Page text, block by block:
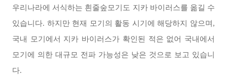
우리나라에 서식하는 흰줄숲모기도 지카 바이러스를 옮길 수
있습니다. 하지만 현재 모기의 활동 시기에 해당하지 않으며,
국내 모기에서 지카 바이러스가 확인된 적은 없어 국내에서
모기에 의한 대규모 전파 가능성은 낮은 것으로 보고 있습니
다.